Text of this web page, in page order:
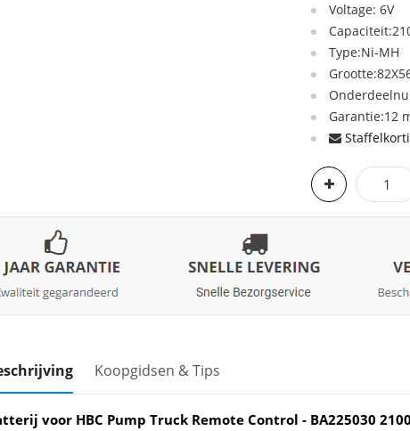
Voltage: 6V
Type:Ni-MH
Garantie:12
Koopgidsen & Tips
voor HBC Pump Truck Remote Control - BA225030